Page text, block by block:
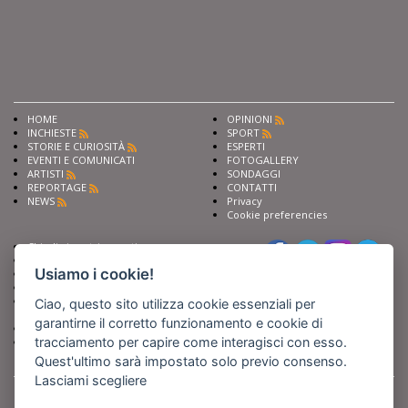
HOME
INCHIESTE
STORIE E CURIOSITÀ
EVENTI E COMUNICATI
ARTISTI
REPORTAGE
NEWS
OPINIONI
SPORT
ESPERTI
FOTOGALLERY
SONDAGGI
CONTATTI
Privacy
Cookie preferencies
Chiedi ai nostri esperti
Fai pubblicità con noi
Iscriviti al nostro corso di
giornalismo
Compra i nostri libri
Entra in Barinedita Map
Usiamo i cookie!
Ciao, questo sito utilizza cookie essenziali per
garantirne il corretto funzionamento e cookie di
tracciamento per capire come interagisci con esso.
Quest'ultimo sarà impostato solo previo consenso.
Lasciami scegliere